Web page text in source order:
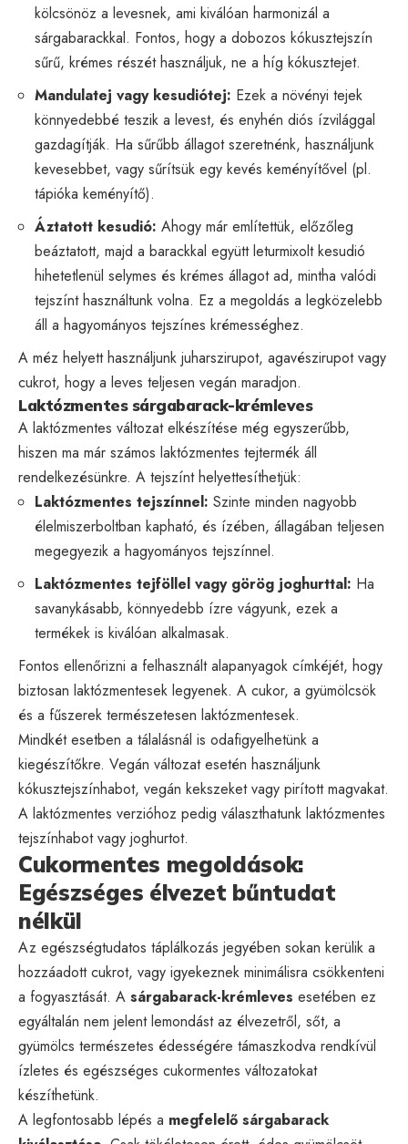
kölcsönöz a levesnek, ami kiválóan harmonizál a
sárgabarackkal. Fontos, hogy a dobozos kókusztejszín
sűrű, krémes részét használjuk, ne a híg kókusztejet.
Mandulatej vagy kesudiótej: Ezek a növényi tejek
könnyedebbé teszik a levest, és enyhén diós ízvilággal
gazdagítják. Ha sűrűbb állagot szeretnénk, használjunk
kevesebbet, vagy sűrítsük egy kevés keményítővel (pl.
tápióka keményítő).
Áztatott kesudió: Ahogy már említettük, előzőleg
beáztatott, majd a barackkal együtt leturmixolt kesudió
hihetetlenül selymes és krémes állagot ad, mintha valódi
tejszínt használtunk volna. Ez a megoldás a legközelebb
áll a hagyományos tejszínes krémességhez.
A méz helyett használjunk juharszirupot, agavészirupot vagy
cukrot, hogy a leves teljesen vegán maradjon.
Laktózmentes sárgabarack-krémleves
A laktózmentes változat elkészítése még egyszerűbb,
hiszen ma már számos laktózmentes tejtermék áll
rendelkezésünkre. A tejszínt helyettesíthetjük:
Laktózmentes tejszínnel: Szinte minden nagyobb
élelmiszerboltban kapható, és ízében, állagában teljesen
megegyezik a hagyományos tejszínnel.
Laktózmentes tejföllel vagy görög joghurttal: Ha
savanykásabb, könnyedebb ízre vágyunk, ezek a
termékek is kiválóan alkalmasak.
Fontos ellenőrizni a felhasznált alapanyagok címkéjét, hogy
biztosan laktózmentesek legyenek. A cukor, a gyümölcsök
és a fűszerek természetesen laktózmentesek.
Mindkét esetben a tálalásnál is odafigyelhetünk a
kiegészítőkre. Vegán változat esetén használjunk
kókusztejszínhabot, vegán kekszeket vagy pirított magvakat.
A laktózmentes verzióhoz pedig választhatunk laktózmentes
tejszínhabot vagy joghurtot.
Cukormentes megoldások:
Egészséges élvezet bűntudat
nélkül
Az egészségtudatos táplálkozás jegyében sokan kerülik a
hozzáadott cukrot, vagy igyekeznek minimálisra csökkenteni
a fogyasztását. A sárgabarack-krémleves esetében ez
egyáltalán nem jelent lemondást az élvezetről, sőt, a
gyümölcs természetes édességére támaszkodva rendkívül
ízletes és egészséges cukormentes változatokat
készíthetünk.
A legfontosabb lépés a megfelelő sárgabarack